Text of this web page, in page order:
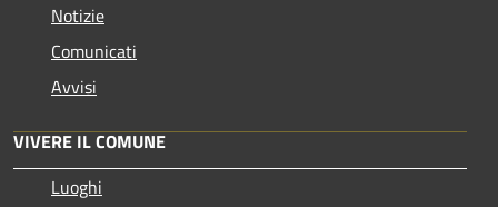
Notizie
Comunicati
Avvisi
VIVERE IL COMUNE
Luoghi